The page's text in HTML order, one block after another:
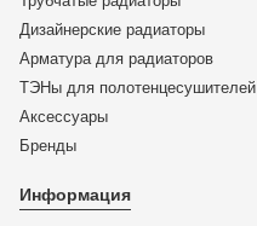
Дизайнерские радиаторы
Арматура для радиаторов
ТЭНы для полотенцесушителей
Аксессуары
Бренды
Информация